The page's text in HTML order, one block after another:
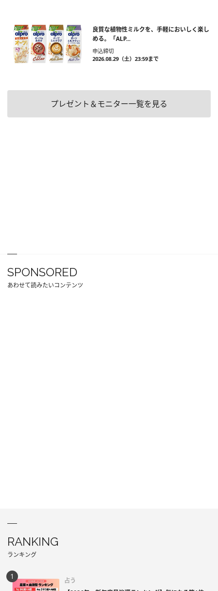
良質な植物性ミルクを、手軽においしく楽し
める。「ALP...
申込締切
2026.08.29（土）23:59まで
プレゼント＆モニター一覧を見る
SPONSORED
あわせて読みたいコンテンツ
RANKING
ランキング
占う